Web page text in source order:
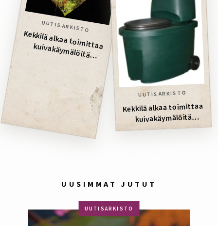
UUTISARKISTO
Kekkilä alkaa toim
ittaa kuivakäym
älöitä
UUTISARKISTO
Kekkilä alkaa toimittaa
kuivakäymälöitä
Venäjälle
UUSIMMAT JUTUT
UUTISARKISTO